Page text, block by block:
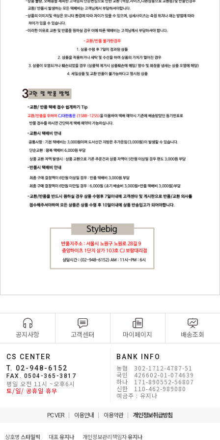
공지사항 고객센터 마이페이지 배송조회
CS CENTER
T. 02-948-6152
FAX. 0504-365-3817
평일 오전 11시 ~오후6시
토/일/ 공휴일 휴무
BANK INFO
농협 302-1712-4787-51
국민 426602-01-074639
하나 171-890552-56807
신한 110-462-989080
예금주 : 유지나
PC VER 이용안내 이용약관 개인정보취급방침
상호명 스타일빅 대표유지나 개인정보관리책임자유지나